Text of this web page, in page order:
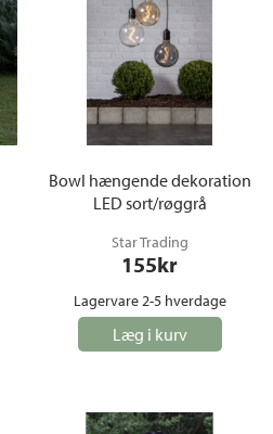
Bowl hængende dekoration
LED sort/røggrå
Star Trading
155kr
Lagervare 2-5 hverdage
Læg i kurv